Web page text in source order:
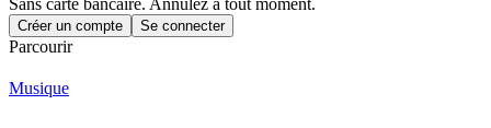
Sans carte bancaire. Annulez à tout moment.
Créer un compte Se connecter
Parcourir
Musique